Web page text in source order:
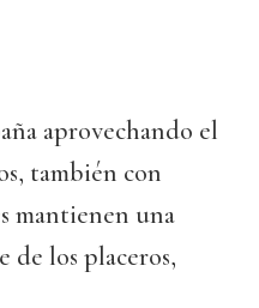
aprovechando el
también con
mantienen una
de los placeros,